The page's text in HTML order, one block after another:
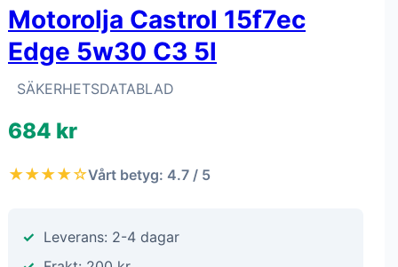
Motorolja Castrol 15f7ec
Edge 5w30 C3 5l
SÄKERHETSDATABLAD
684 kr
★★★★☆Vårt betyg: 4.7 / 5
Leverans: 2-4 dagar